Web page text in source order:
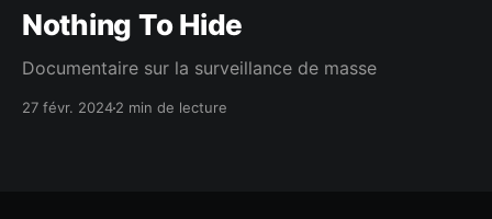
Nothing To Hide
Documentaire sur la surveillance de masse
27 févr. 20242 min de lecture